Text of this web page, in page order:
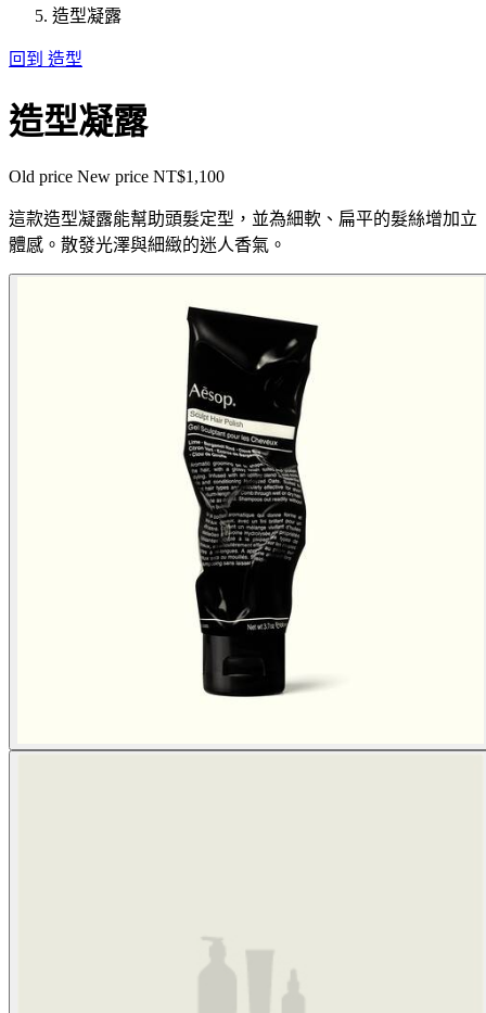
造型凝露
回到 造型
造型凝露
Old price New price NT$1,100
這款造型凝露能幫助頭髮定型，並為細軟、扁平的髮絲增加立
體感。散發光澤與細緻的迷人香氣。